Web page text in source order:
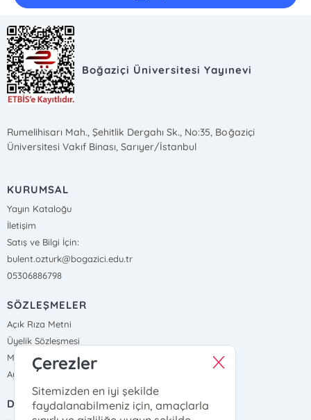
Boğaziçi Üniversitesi Yayınevi
Rumelihisarı Mah., Şehitlik Dergahı Sk., No:35, Boğaziçi
Üniversitesi Vakıf Binası, Sarıyer/İstanbul
KURUMSAL
Yayın Kataloğu
İletişim
Satış ve Bilgi İçin:
bulent.ozturk@bogazici.edu.tr
05306886798
SÖZLEŞMELER
Açık Rıza Metni
Üyelik Sözleşmesi
Mesafeli Satış Sözleşmesi
Aydınlatma Metni, Gizlilik ve Çerez Politikası
DIŞ BAĞLANTILAR
Çerezler
Sitemizden en iyi şekilde
faydalanabilmeniz için, amaçlarla